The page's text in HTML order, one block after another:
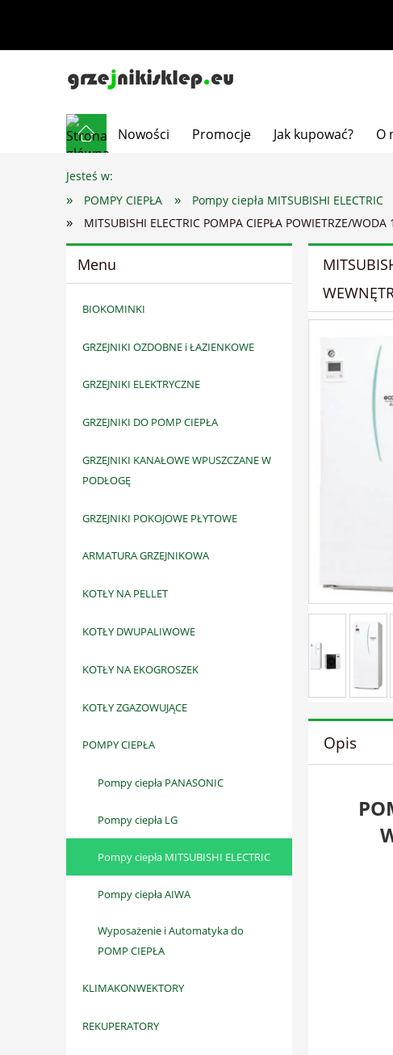
Nowości Promocje Jak kupować? O
Jesteś w:
» POMPY CIEPŁA » Pompy ciepła MITSUBISHI ELECTRIC
» MITSUBISHI ELECTRIC POMPA CIEPŁA POWIETRZE/
Menu
BIOKOMINKI
GRZEJNIKI OZDOBNE i ŁAZIENKOWE
GRZEJNIKI ELEKTRYCZNE
GRZEJNIKI DO POMP CIEPŁA
GRZEJNIKI KANAŁOWE WPUSZCZANE W
PODŁOGĘ
GRZEJNIKI POKOJOWE PŁYTOWE
ARMATURA GRZEJNIKOWA
KOTŁY NA PELLET
KOTŁY DWUPALIWOWE
KOTŁY NA EKOGROSZEK
KOTŁY ZGAZOWUJĄCE
POMPY CIEPŁA
Pompy ciepła PANASONIC
Pompy ciepła LG
Pompy ciepła MITSUBISHI ELECTRIC
Pompy ciepła AIWA
Wyposażenie i Automatyka do
POMP CIEPŁA
KLIMAKONWEKTORY
REKUPERATORY
Opis